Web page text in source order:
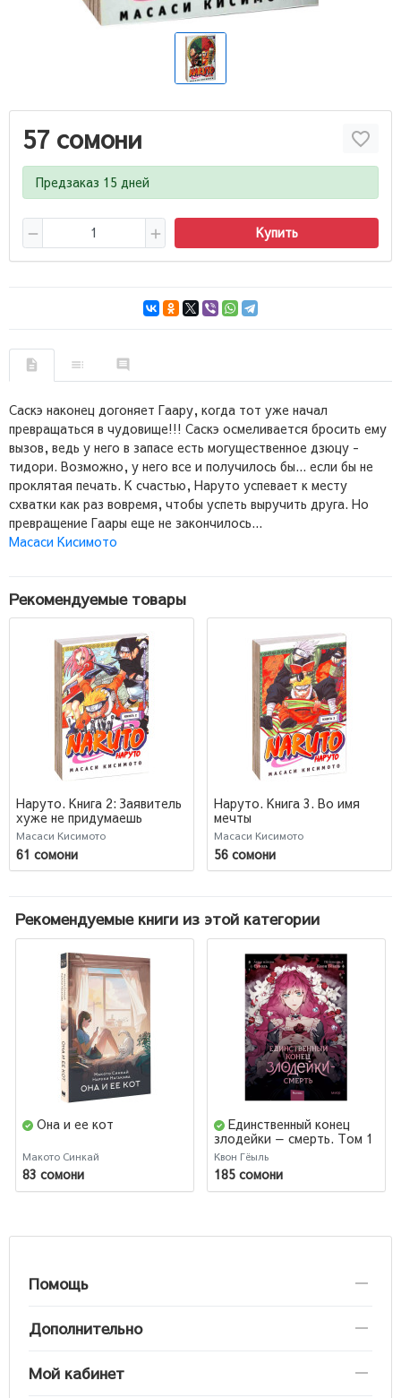
57 сомони
Предзаказ 15 дней
Купить
Саскэ наконец догоняет Гаару, когда тот уже начал
превращаться в чудовище!!! Саскэ осмеливается бросить ему
вызов, ведь у него в запасе есть могущественное дзюцу -
тидори. Возможно, у него все и получилось бы... если бы не
проклятая печать. К счастью, Наруто успевает к месту
схватки как раз вовремя, чтобы успеть выручить друга. Но
превращение Гаары еще не закончилось...
Масаси Кисимото
Рекомендуемые товары
Наруто. Книга 2: Заявитель
хуже не придумаешь
Масаси Кисимото
61 сомони
Наруто. Книга 3. Во имя
мечты
Масаси Кисимото
56 сомони
Рекомендуемые книги из этой категории
Она и ее кот
Макото Синкай
83 сомони
Единственный конец
злодейки — смерть. Том 1
Квон Гёыль
185 сомони
Помощь
Дополнительно
Мой кабинет